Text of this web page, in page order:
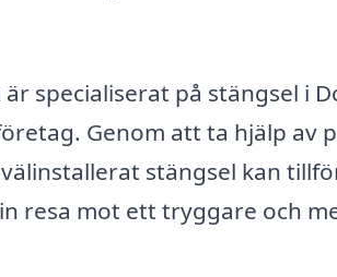
specialiserat på stängsel i
Genom att ta hjälp av
stängsel kan
resa mot ett tryggare och